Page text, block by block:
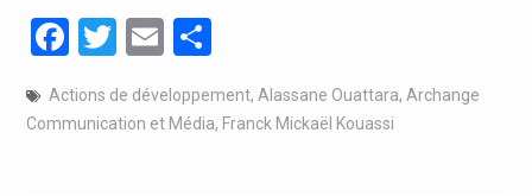
Facebook
Twitter
EmailPartager
Actions de développement, Alassane Ouattara, Archange
Communication et Média, Franck Mickaël Kouassi